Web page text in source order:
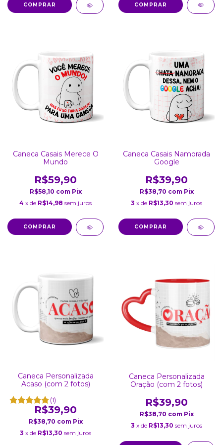
COMPRAR COMPRAR
Caneca Casais Merece O
Mundo
R$59,90
R$58,10 com Pix
4 x de R$14,98 sem juros
COMPRAR
Caneca Casais Namorada
Google
R$39,90
R$38,70 com Pix
3 x de R$13,30 sem juros
COMPRAR
Caneca Personalizada
Acaso (com 2 fotos)
(1)
R$39,90
R$38,70 com Pix
3 x de R$13,30 sem juros
Caneca Personalizada
Oração (com 2 fotos)
R$39,90
R$38,70 com Pix
3 x de R$13,30 sem juros